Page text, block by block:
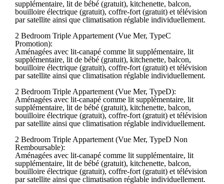
supplémentaire, lit de bébé (gratuit), kitchenette, balcon,
bouilloire électrique (gratuit), coffre-fort (gratuit) et télévision
par satellite ainsi que climatisation réglable individuellement.
2 Bedroom Triple Appartement (Vue Mer, TypeC
Promotion):
Aménagées avec lit-canapé comme lit supplémentaire, lit
supplémentaire, lit de bébé (gratuit), kitchenette, balcon,
bouilloire électrique (gratuit), coffre-fort (gratuit) et télévision
par satellite ainsi que climatisation réglable individuellement.
2 Bedroom Triple Appartement (Vue Mer, TypeD):
Aménagées avec lit-canapé comme lit supplémentaire, lit
supplémentaire, lit de bébé (gratuit), kitchenette, balcon,
bouilloire électrique (gratuit), coffre-fort (gratuit) et télévision
par satellite ainsi que climatisation réglable individuellement.
2 Bedroom Triple Appartement (Vue Mer, TypeD Non
Remboursable):
Aménagées avec lit-canapé comme lit supplémentaire, lit
supplémentaire, lit de bébé (gratuit), kitchenette, balcon,
bouilloire électrique (gratuit), coffre-fort (gratuit) et télévision
par satellite ainsi que climatisation réglable individuellement.